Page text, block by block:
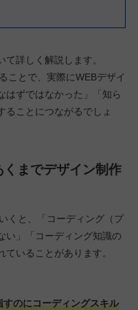
詳しく解説します。
ことで、実際にWEBデザイ
はずではなかった」「知ら
ることにつながるでしょ
までデザイン制作
くと、「コーディング（プ
い」「コーディング知識の
いることがあります。
のにコーディングスキル